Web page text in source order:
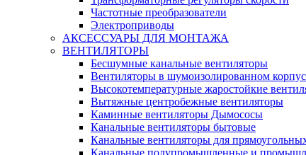
Частотные преобразователи
Электроприводы
АКСЕССУАРЫ ДЛЯ МОНТАЖА
ВЕНТИЛЯТОРЫ
Бесшумные канальные вентиляторы
Вентиляторы в шумоизолированном
Высокотемпературные жаростойкие
Вытяжные центробежные вентиляторы
Каминные вентиляторы Дымососы
Канальные вентиляторы бытовые
Канальные вентиляторы для
Канальные полупромышленные и